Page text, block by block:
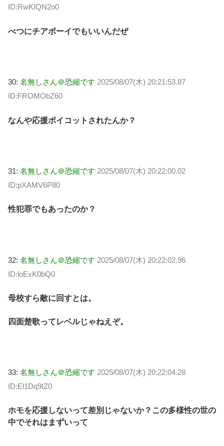
ID:RwKIQN2o0
べつにチアボーイでもいいんだぜ
30: 名無しさん＠恐縮です 2025/08/07(木) 20:21:53.87
ID:FROMObZ60
なんや応援ボイコットされたんか？
31: 名無しさん＠恐縮です 2025/08/07(木) 20:22:00.02
ID:pXAMV6P80
性犯罪でもあったのか？
32: 名無しさん＠恐縮です 2025/08/07(木) 20:22:02.96
ID:loExK0bQ0
母校すら敵に回すとは。
四面楚歌ってレベルじゃねえぞ。
33: 名無しさん＠恐縮です 2025/08/07(木) 20:22:04.28
ID:El1Dq9IZ0
ホモを応援しないって差別じゃないか？この多様性の世の
中でそれはまずいって